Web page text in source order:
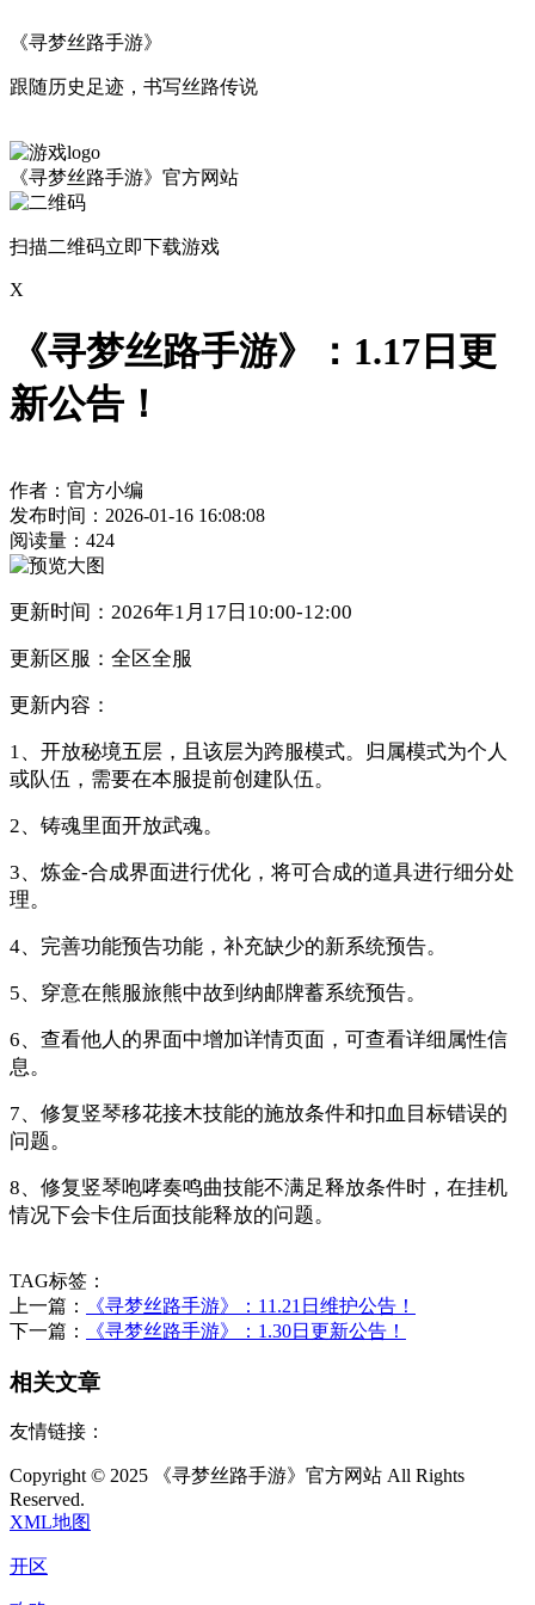
《寻梦丝路手游》
跟随历史足迹，书写丝路传说
《寻梦丝路手游》官方网站
扫描二维码立即下载游戏
X
《寻梦丝路手游》：1.17日更
新公告！
作者：官方小编
发布时间：2026-01-16 16:08:08
阅读量： 424
更新时间：2026年1月17日10:00-12:00
更新区服：全区全服
更新内容：
1、开放秘境五层，且该层为跨服模式。归属模式为个人
或队伍，需要在本服提前创建队伍。
2、铸魂里面开放武魂。
3、炼金-合成界面进行优化，将可合成的道具进行细分处
理。
4、完善功能预告功能，补充缺少的新系统预告。
5、穿意在熊服旅熊中故到纳邮牌蓄系统预告。
6、查看他人的界面中增加详情页面，可查看详细属性信
息。
7、修复竖琴移花接木技能的施放条件和扣血目标错误的
问题。
8、修复竖琴咆哮奏鸣曲技能不满足释放条件时，在挂机
情况下会卡住后面技能释放的问题。
TAG标签：
上一篇：
《寻梦丝路手游》：11.21日维护公告！
下一篇：
《寻梦丝路手游》：1.30日更新公告！
相关文章
友情链接：
Copyright © 2025 《寻梦丝路手游》官方网站 All Rights
Reserved.
XML地图
开区